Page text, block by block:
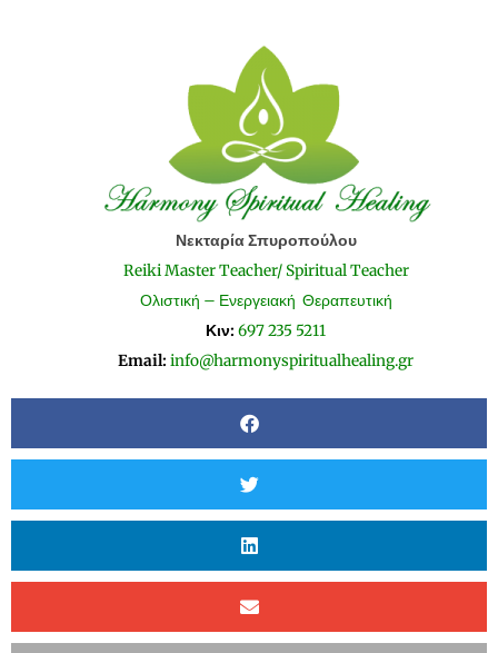
Νεκταρία Σπυροπούλου
Reiki Master Teacher/ Spiritual Teacher
Ολιστική – Ενεργειακή Θεραπευτική
Κιν: 697 235 5211
Email: info@harmonyspiritualhealing.gr